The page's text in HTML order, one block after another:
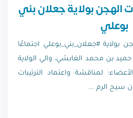
الهجن بولاية جعلان بني
بوعلي
#جعلان_بني_بوعلي اجتماعًا
بن محمد الغابشي، والي الولاية
لمناقشة واعتماد الترتيبات
سيح الرم ...